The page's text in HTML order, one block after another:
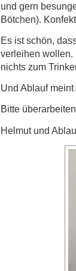
und gern
Bötchen).
Es ist schön,
verleihen wollen.
nichts zum
Und Ablauf meint
Bitte
Helmut und